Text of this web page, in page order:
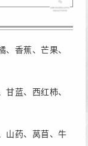
香蕉、芒果、
蓝、西红柿、
山药、莴苜、牛